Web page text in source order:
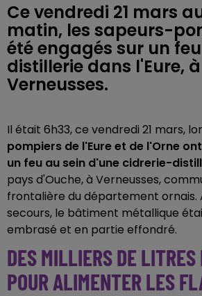
Ce vendredi 21 mars
matin, les sapeurs-
été engagés sur un
distillerie dans l'Eure, à
Verneusses.
Il était 6h33, ce vendredi 21 mars,
pompiers de l'Eure et de l'Orne
un feu au sein d'une cidrerie-
pays d'Ouche, à Verneusses,
frontalière du département ornais.
secours, le bâtiment métallique
embrasé et en partie effondré.
DES MILLIERS DE LITRES
POUR ALIMENTER LES